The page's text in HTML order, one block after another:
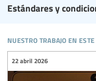
Estándares y
nuestro trabajo en
22 abril 2026